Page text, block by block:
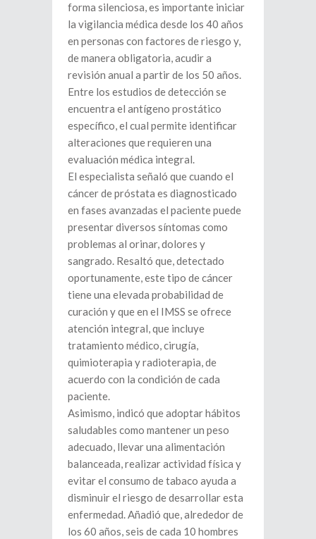
forma silenciosa, es importante iniciar
la vigilancia médica desde los 40 años
en personas con factores de riesgo y,
de manera obligatoria, acudir a
revisión anual a partir de los 50 años.
Entre los estudios de detección se
encuentra el antígeno prostático
específico, el cual permite identificar
alteraciones que requieren una
evaluación médica integral.
El especialista señaló que cuando el
cáncer de próstata es diagnosticado
en fases avanzadas el paciente puede
presentar diversos síntomas como
problemas al orinar, dolores y
sangrado. Resaltó que, detectado
oportunamente, este tipo de cáncer
tiene una elevada probabilidad de
curación y que en el IMSS se ofrece
atención integral, que incluye
tratamiento médico, cirugía,
quimioterapia y radioterapia, de
acuerdo con la condición de cada
paciente.
Asimismo, indicó que adoptar hábitos
saludables como mantener un peso
adecuado, llevar una alimentación
balanceada, realizar actividad física y
evitar el consumo de tabaco ayuda a
disminuir el riesgo de desarrollar esta
enfermedad. Añadió que, alrededor de
los 60 años, seis de cada 10 hombres